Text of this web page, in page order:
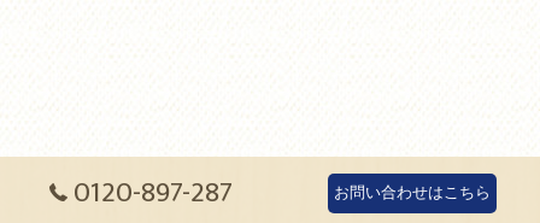
0120-897-287 お問い合わせはこちら